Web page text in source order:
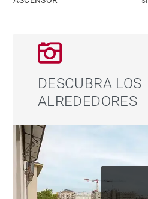
DESCUBRA LOS
ALREDEDORES